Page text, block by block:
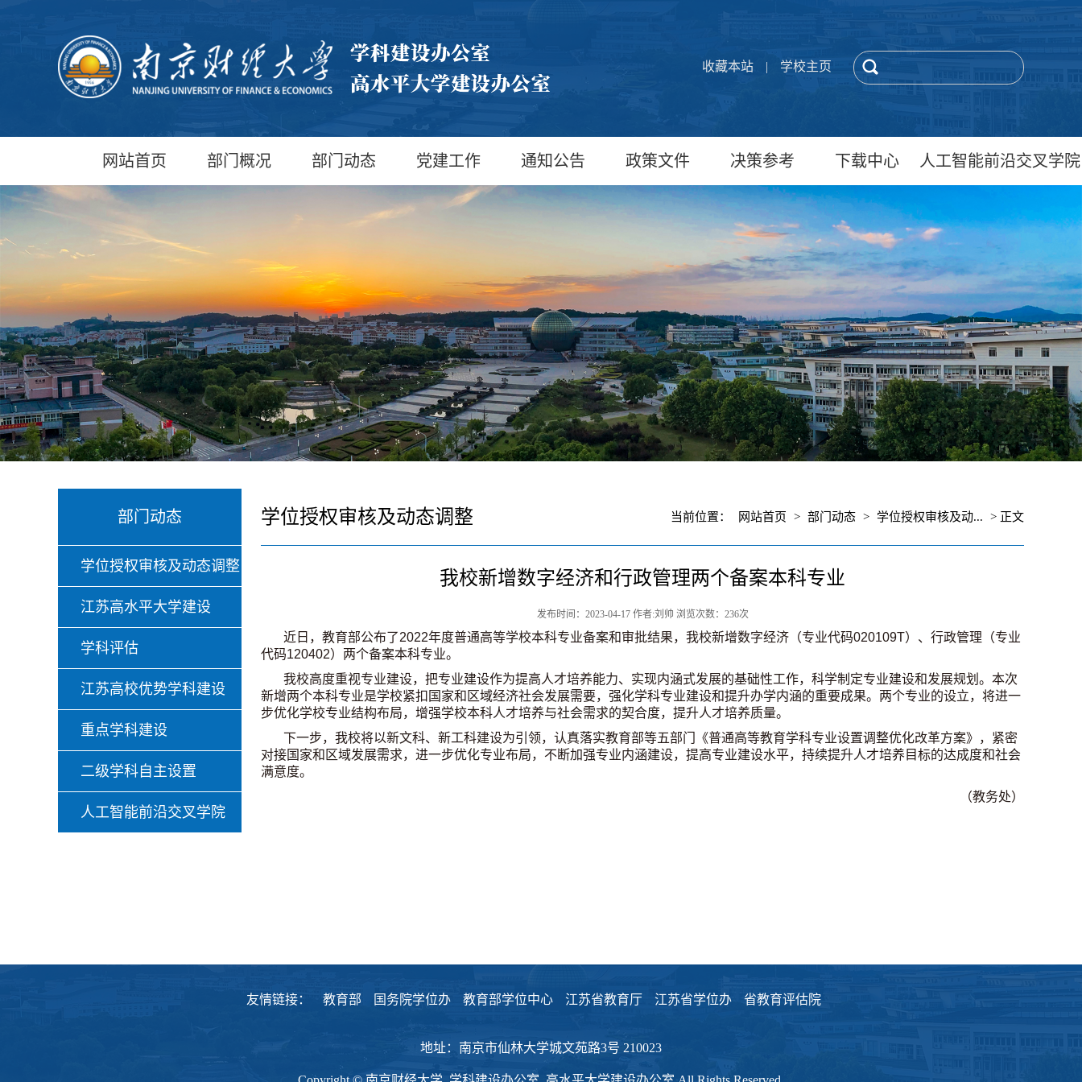
收藏本站 | 学校主页
网站首页 部门概况 部门动态 党建工作 通知公告 政策文件 决策参考 下载中心 人工智能前沿交叉学院
部门动态
学位授权审核及动态调整
江苏高水平大学建设
学科评估
江苏高校优势学科建设
重点学科建设
二级学科自主设置
人工智能前沿交叉学院
学位授权审核及动态调整 当前位置： 网站首页 > 部门动态 > 学位授权审核及动... > 正文
我校新增数字经济和行政管理两个备案本科专业
发布时间：2023-04-17 作者:刘帅 浏览次数： 236次
近日，教育部公布了2022年度普通高等学校本科专业备案和审批结果，我校新增数字经济（专业代码020109T）、行政管理（专业
代码120402）两个备案本科专业。
我校高度重视专业建设，把专业建设作为提高人才培养能力、实现内涵式发展的基础性工作，科学制定专业建设和发展规划。本次
新增两个本科专业是学校紧扣国家和区域经济社会发展需要，强化学科专业建设和提升办学内涵的重要成果。两个专业的设立，将进一
步优化学校专业结构布局，增强学校本科人才培养与社会需求的契合度，提升人才培养质量。
下一步，我校将以新文科、新工科建设为引领，认真落实教育部等五部门《普通高等教育学科专业设置调整优化改革方案》，紧密
对接国家和区域发展需求，进一步优化专业布局，不断加强专业内涵建设，提高专业建设水平，持续提升人才培养目标的达成度和社会
满意度。
（教务处）
友情链接： 教育部 国务院学位办 教育部学位中心 江苏省教育厅 江苏省学位办 省教育评估院
地址：南京市仙林大学城文苑路3号 210023